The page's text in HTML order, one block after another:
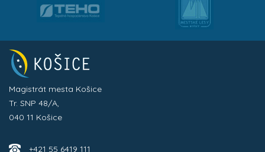
Magistrát mesta Košice
Tr. SNP 48/A,
040 11 Košice
+421 55 6419 111